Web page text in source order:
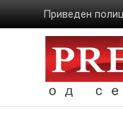
Приведен